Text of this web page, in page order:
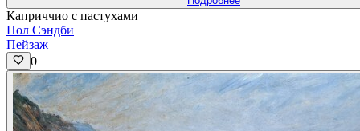
Каприччио с пастухами
Пол Сэндби
Пейзаж
0